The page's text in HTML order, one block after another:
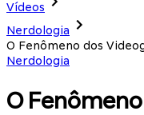
Vídeos
Nerdologia
O Fenômeno dos
Nerdologia
O